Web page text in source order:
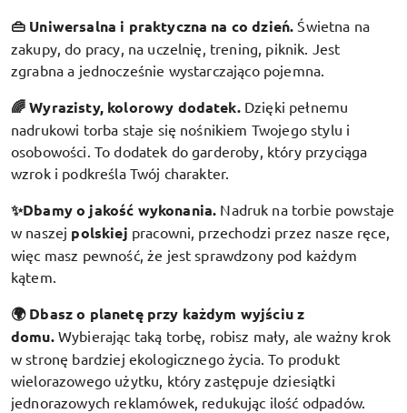
👜 Uniwersalna i praktyczna na co dzień. Świetna na
zakupy, do pracy, na uczelnię, trening, piknik. Jest
zgrabna a jednocześnie wystarczająco pojemna.
🌈 Wyrazisty, kolorowy dodatek. Dzięki pełnemu
nadrukowi torba staje się nośnikiem Twojego stylu i
osobowości. To dodatek do garderoby, który przyciąga
wzrok i podkreśla Twój charakter.
✨Dbamy o jakość wykonania. Nadruk na torbie powstaje
w naszej polskiej pracowni, przechodzi przez nasze ręce,
więc masz pewność, że jest sprawdzony pod każdym
kątem.
🌍 Dbasz o planetę przy każdym wyjściu z
domu. Wybierając taką torbę, robisz mały, ale ważny krok
w stronę bardziej ekologicznego życia. To produkt
wielorazowego użytku, który zastępuje dziesiątki
jednorazowych reklamówek, redukując ilość odpadów.